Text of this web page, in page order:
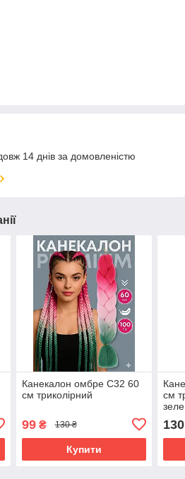
14 днів за домовленістю
Канекалон омбре C32 60
см триколірний
99₴ 130 ₴
Купити
см
130